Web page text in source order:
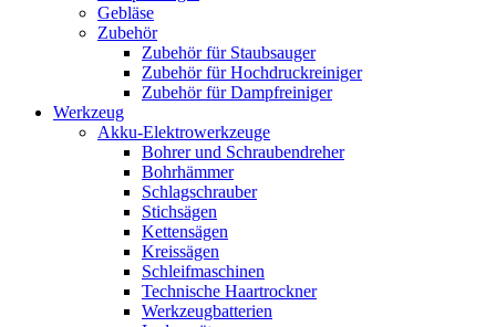
Gebläse
Zubehör
Zubehör für Staubsauger
Zubehör für Hochdruckreiniger
Zubehör für Dampfreiniger
Werkzeug
Akku-Elektrowerkzeuge
Bohrer und Schraubendreher
Bohrhämmer
Schlagschrauber
Stichsägen
Kettensägen
Kreissägen
Schleifmaschinen
Technische Haartrockner
Werkzeugbatterien